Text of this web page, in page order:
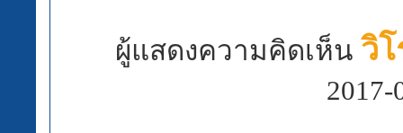
ผู้แสดงความคิดเห็น วิ
2017-